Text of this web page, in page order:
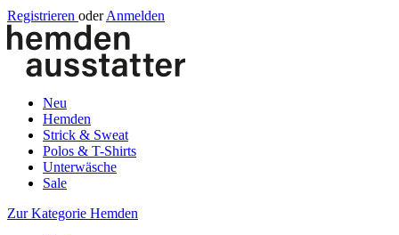
Registrieren oder Anmelden
Neu
Hemden
Strick & Sweat
Polos & T-Shirts
Unterwäsche
Sale
Zur Kategorie Hemden